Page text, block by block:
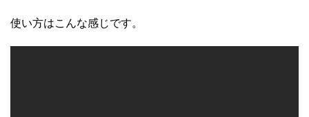
使い方はこんな感じです。